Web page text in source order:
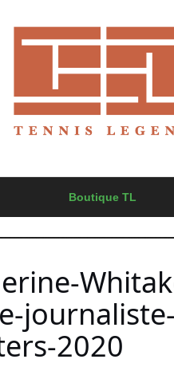
Boutique TL
journaliste-
2020